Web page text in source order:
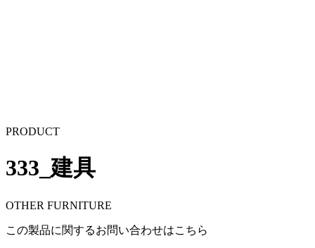
PRODUCT
333_建具
OTHER FURNITURE
この製品に関するお問い合わせはこちら